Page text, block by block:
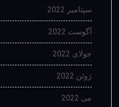
سپتامبر 2022
آگوست 2022
جولای 2022
ژوئن 2022
می 2022